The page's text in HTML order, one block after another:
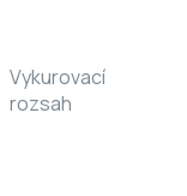
Vykurovací
rozsah